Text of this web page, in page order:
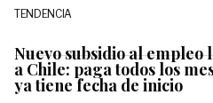
TENDENCIA
Nuevo subsidio al empleo
a Chile: paga todos los
ya tiene fecha de inicio